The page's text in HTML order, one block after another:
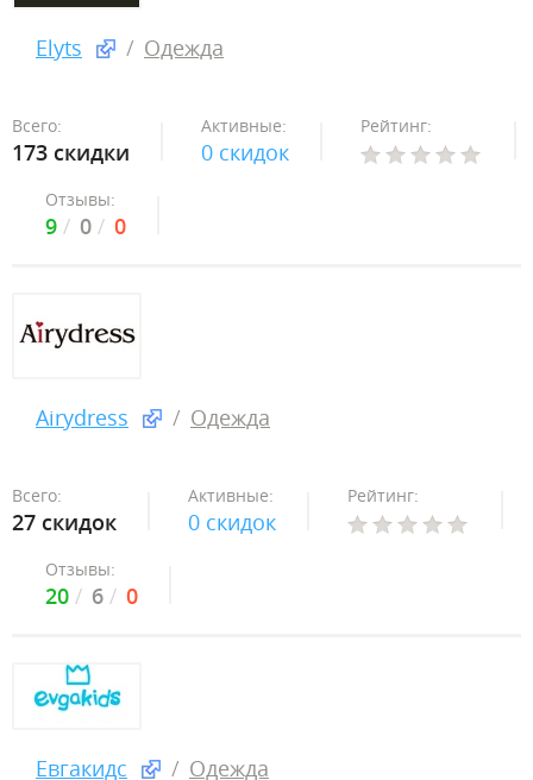
Elyts Одежда
Всего:
173 скидки
Активные:
0 скидок
Рейтинг:
Отзывы:
9 0 0
Airydress Одежда
Всего:
27 скидок
Активные:
0 скидок
Рейтинг:
Отзывы:
20 6 0
Евгакидс Одежда